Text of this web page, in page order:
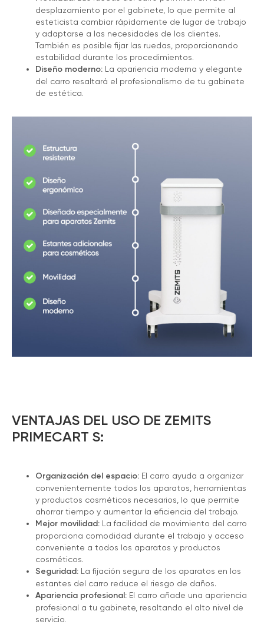
desplazamiento por el gabinete, lo que permite al
esteticista cambiar rápidamente de lugar de trabajo
y adaptarse a las necesidades de los clientes.
También es posible fijar las ruedas, proporcionando
estabilidad durante los procedimientos.
Diseño moderno: La apariencia moderna y elegante
del carro resaltará el profesionalismo de tu gabinete
de estética.
VENTAJAS DEL USO DE ZEMITS
PRIMECART S:
Organización del espacio: El carro ayuda a organizar
convenientemente todos los aparatos, herramientas
y productos cosméticos necesarios, lo que permite
ahorrar tiempo y aumentar la eficiencia del trabajo.
Mejor movilidad: La facilidad de movimiento del carro
proporciona comodidad durante el trabajo y acceso
conveniente a todos los aparatos y productos
cosméticos.
Seguridad: La fijación segura de los aparatos en los
estantes del carro reduce el riesgo de daños.
Apariencia profesional: El carro añade una apariencia
profesional a tu gabinete, resaltando el alto nivel de
servicio.